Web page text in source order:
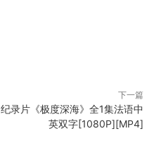
下一篇
纪录片《极度深海》全1集法语中
英双字[1080P][MP4]